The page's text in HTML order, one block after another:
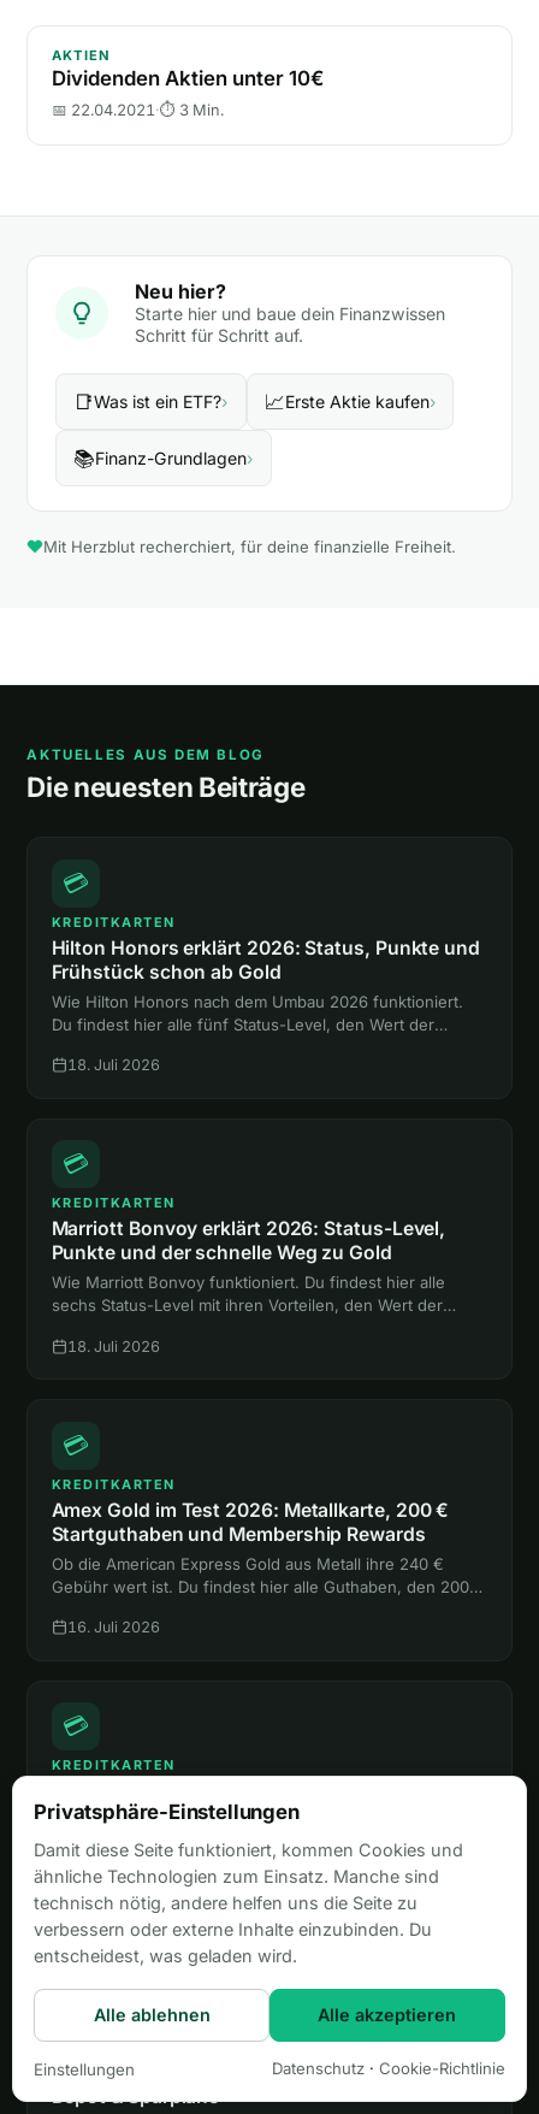
Dividenden Aktien unter 10€
AKTIEN
Dividenden Aktien unter 10€
📅 22.04.2021·⏱ 3 Min.
Neu hier?
Starte hier und baue dein Finanzwissen
Schritt für Schritt auf.
📑Was ist ein ETF?› 📈Erste Aktie kaufen›
📚Finanz-Grundlagen›
Mit Herzblut recherchiert, für deine finanzielle Freiheit.
AKTUELLES AUS DEM BLOG
Die neuesten Beiträge
💳
KREDITKARTEN
Hilton Honors erklärt 2026: Status, Punkte und
Frühstück schon ab Gold
Wie Hilton Honors nach dem Umbau 2026 funktioniert.
Du findest hier alle fünf Status-Level, den Wert der
ganz ohne Hotelnacht.
18. Juli 2026
💳
KREDITKARTEN
Marriott Bonvoy erklärt 2026: Status-Level,
Punkte und der schnelle Weg zu Gold
Wie Marriott Bonvoy funktioniert. Du findest hier alle
sechs Status-Level mit ihren Vorteilen, den Wert der
eine einzige Hotelnacht.
18. Juli 2026
💳
KREDITKARTEN
Amex Gold im Test 2026: Metallkarte, 200 €
Startguthaben und Membership Rewards
Ob die American Express Gold aus Metall ihre 240 €
Gebühr wert ist. Du findest hier alle Guthaben, den 200-
Platinum und Payback Amex.
16. Juli 2026
💳
KREDITKARTEN
Lounges und 85.000 Punkte
650 € Guthaben, Lounge-Zugang für 4 Personen und bis
zu 85.000 Punkte Bonus. Wie du aus der Amex Platinum
mehr rausholst, als sie kostet, liest du hier.
15. Juli 2026
DEPOTS
S Broker Erfahrungen 2026: Test, Kosten,
Depot & Sparpläne
Privatsphäre-Einstellungen
Damit diese Seite funktioniert, kommen Cookies und
ähnliche Technologien zum Einsatz. Manche sind
technisch nötig, andere helfen uns die Seite zu
verbessern oder externe Inhalte einzubinden. Du
entscheidest, was geladen wird.
Alle ablehnen Alle akzeptieren
Einstellungen Datenschutz· Cookie-Richtlinie